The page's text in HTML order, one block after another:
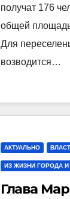
получат 176
общей
Для
возводится…
АКТУАЛЬНО
ИЗ ЖИЗНИ ГОРОДА И
Глава